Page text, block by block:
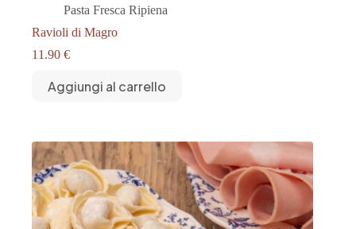
Pasta Fresca Ripiena
Ravioli di Magro
11.90 €
Aggiungi al carrello